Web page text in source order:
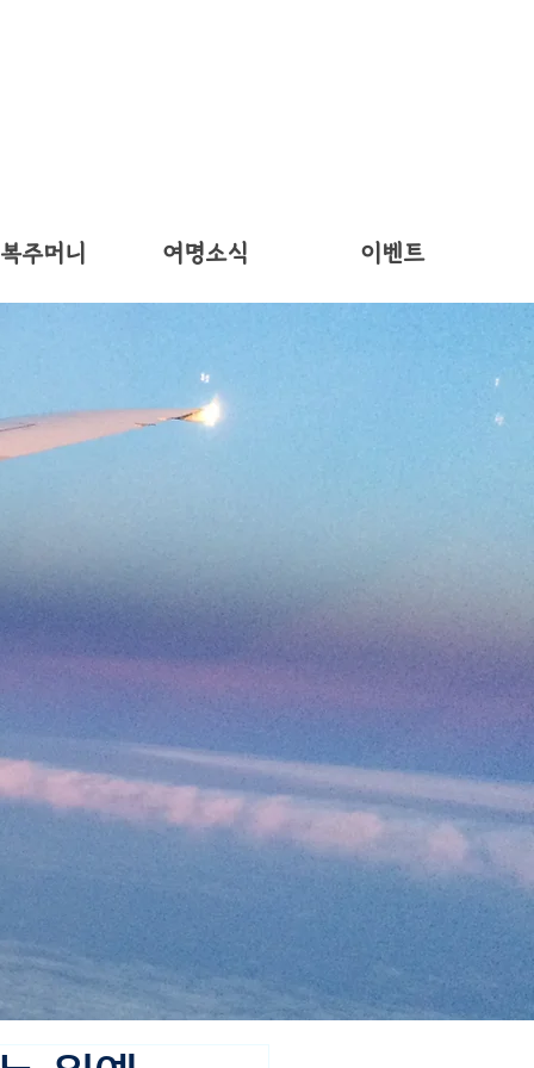
주머니 여명소식 이벤트